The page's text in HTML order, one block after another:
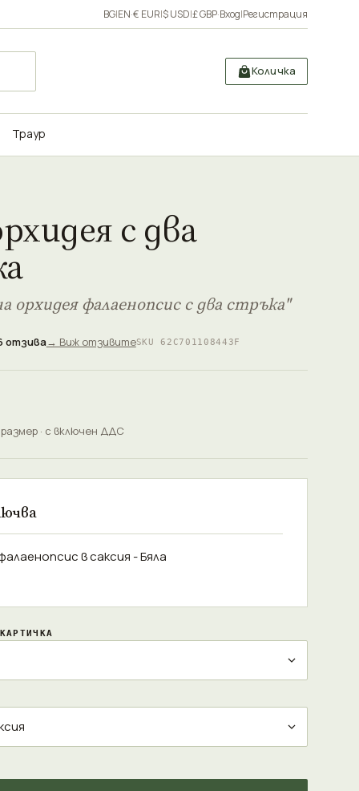
BG|EN·€ EUR|$ USD|£ GBP·Вход|Регистрация
Количка
Траур
с два
орхидея фалаенопсис с два стръка"
отзива→ Виж отзивитеSKU 62C701108443F
· с включен ДДС
в саксия - Бяла